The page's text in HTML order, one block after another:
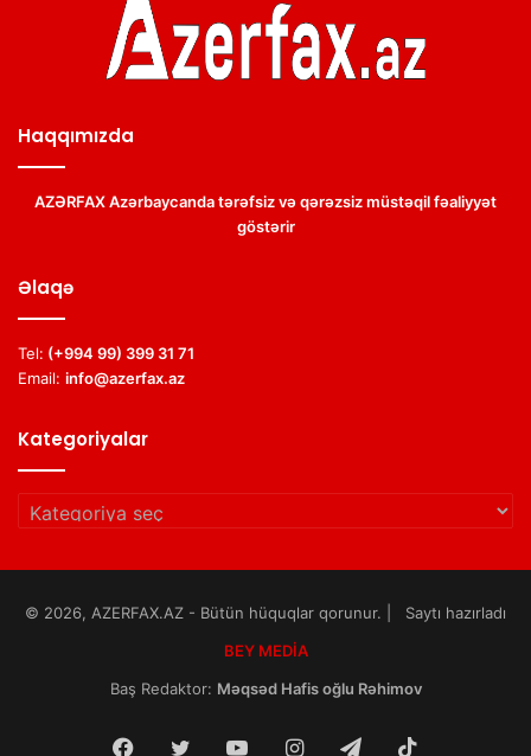
Haqqımızda
AZƏRFAX Azərbaycanda tərəfsiz və qərəzsiz müstəqil fəaliyyət
göstərir
Əlaqə
Tel: (+994 99) 399 31 71
Email: info@azerfax.az
Kategoriyalar
Kategoriyalar
© 2026, AZERFAX.AZ - Bütün hüquqlar qorunur. | Saytı hazırladı
BEY MEDİA
Baş Redaktor: Məqsəd Hafis oğlu Rəhimov
Facebook
Twitter YouTubeInstagramTelegram